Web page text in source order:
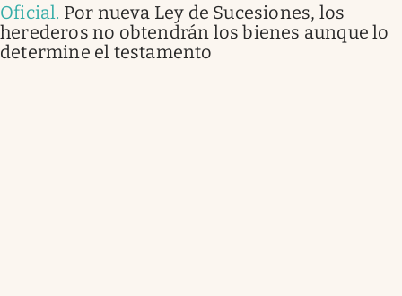
Oficial. Por nueva Ley de Sucesiones, los
herederos no obtendrán los bienes aunque lo
determine el testamento